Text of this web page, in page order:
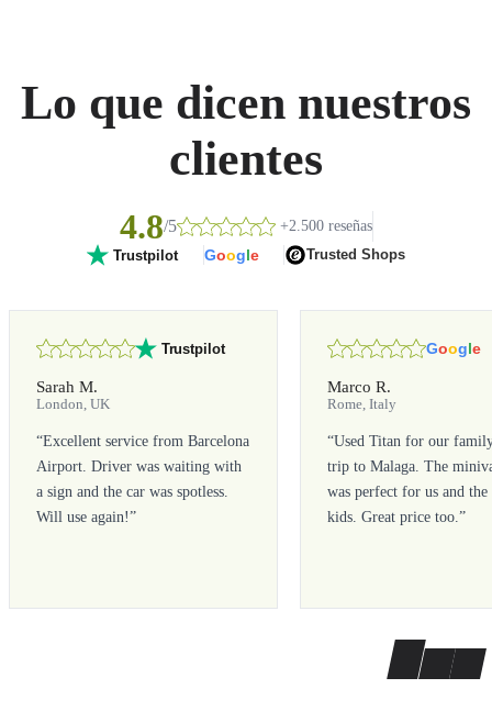
Lo que dicen nuestros
clientes
4.8/5 +2.500 reseñas
Trustpilot Google Trusted Shops
Trustpilot
Sarah M.
London, UK
“Excellent service from Barcelona
Airport. Driver was waiting with
a sign and the car was spotless.
Will use again!”
Google
Marco R.
Rome, Italy
“Used Titan for our
trip to Malaga. The
was perfect for us and the
kids. Great price too.”